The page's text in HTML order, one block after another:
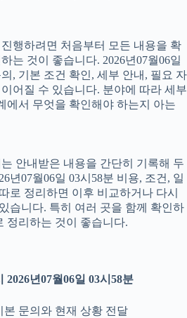
행하려면 처음부터 모든 내용을 확
는 것이 좋습니다. 2026년07월06일
, 기본 조건 확인, 세부 안내, 필요 자
어질 수 있습니다. 분야에 따라 세부
에서 무엇을 확인해야 하는지 아는
안내받은 내용을 간단히 기록해 두
년07월06일 03시58분 비용, 조건, 일
로 정리하면 이후 비교하거나 다시
습니다. 특히 여러 곳을 함께 확인하
정리하는 것이 좋습니다.
년07월06일 03시58분
문의와 현재 상황 전달